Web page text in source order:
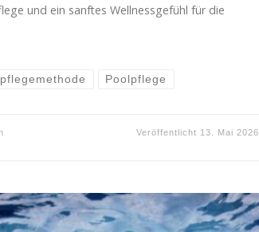
und ein sanftes Wellnessgefühl für die
Poolpflege
Veröffentlicht 13. Mai 2026